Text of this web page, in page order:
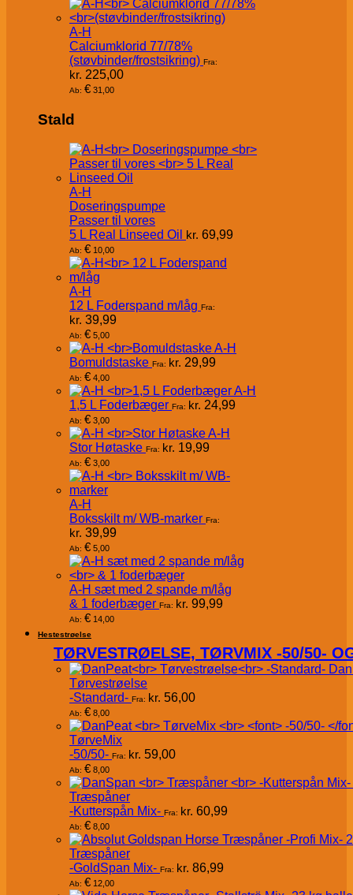
A-H
Calciumklorid 77/78%
(støvbinder/frostsikring) Fra:
kr. 225,00
Ab: € 31,00
Stald
A-H
Doseringspumpe
Passer til vores
5 L Real Linseed Oil kr. 69,99
Ab: € 10,00
A-H
12 L Foderspand m/låg Fra:
kr. 39,99
Ab: € 5,00
A-H
Bomuldstaske Fra: kr. 29,99
Ab: € 4,00
A-H
1,5 L Foderbæger Fra: kr. 24,99
Ab: € 3,00
A-H
Stor Høtaske Fra: kr. 19,99
Ab: € 3,00
A-H
Boksskilt m/ WB-marker Fra:
kr. 39,99
Ab: € 5,00
A-H sæt med 2 spande m/låg
& 1 foderbæger Fra: kr. 99,99
Ab: € 14,00
Hestestrøelse
TØRVESTRØELSE, TØRVMIX -50/50-
Tørvestrøelse
-Standard- Fra: kr. 56,00
Ab: € 8,00
TørveMix
-50/50- Fra: kr. 59,00
Ab: € 8,00
Træspåner
-Kutterspån Mix- Fra: kr. 60,99
Ab: € 8,00
Træspåner
-GoldSpan Mix- Fra: kr. 86,99
Ab: € 12,00